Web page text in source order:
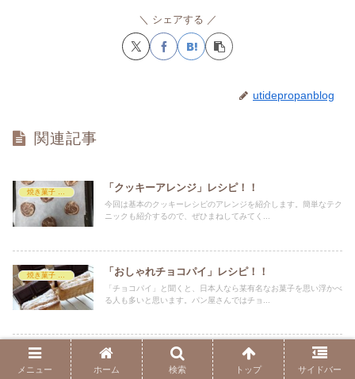
シェアする
utidepropanblog
関連記事
「クッキーアレンジ」レシピ！！
今回は基本のクッキーレシピのアレンジを紹介します。簡単なテク
ニックも紹介するので、ぜひまねしてみてく...
焼き菓子 レシピ 「おしゃれチョコパイ」レシピ！！
「チョコパイ」と聞くと、日本人なら某有名なお菓子を思い浮かべ
る人も多いと思います。パン屋さんではチョ...
加工 レシピ 「ハニーカスタードト―スト」レシピ!!
カスタードクリームはクリームパンやデニッシュのフルーツの下に
メニュー ホーム 検索 トップ サイドバー